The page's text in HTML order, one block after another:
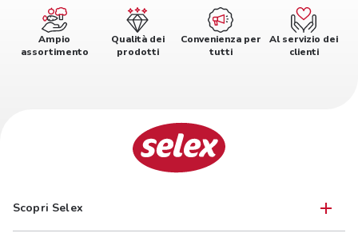
Ampio
assortimento
Qualità dei
prodotti
Convenienza per
tutti
Al servizio dei
clienti
Scopri Selex